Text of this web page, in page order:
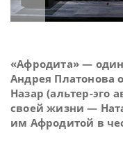
«Афродита» —
Андрея Платонова
Назар (альтер-эго
своей жизни —
им Афродитой в